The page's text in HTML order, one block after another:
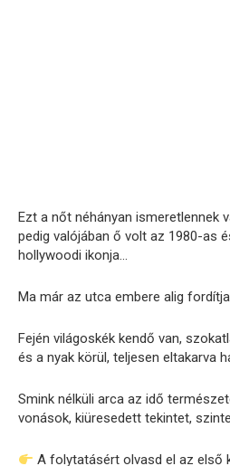
Ezt a nőt néhányan ismeretlennek
pedig valójában ő volt az 1980-as
hollywoodi ikonja…
Ma már az utca embere alig
Fején világoskék kendő van,
és a nyak körül, teljesen eltakarva
Smink nélküli arca az idő
vonások, kiüresedett tekintet,
A folytatásért olvasd el az első